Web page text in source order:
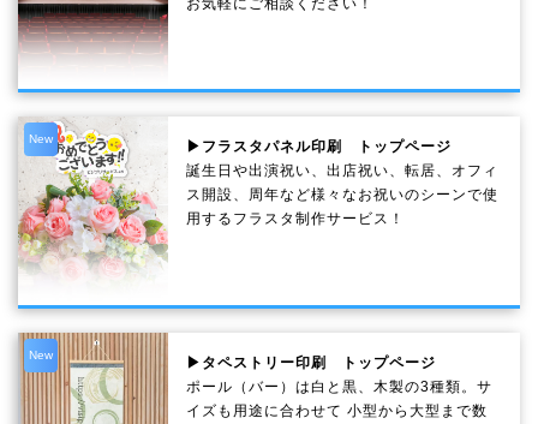
お気軽にご相談ください！
New
▶フラスタパネル印刷 トップページ
誕生日や出演祝い、出店祝い、転居、オフィ
ス開設、周年など様々なお祝いのシーンで使
用するフラスタ制作サービス！
New
▶タペストリー印刷 トップページ
ポール（バー）は白と黒、木製の3種類。サ
イズも用途に合わせて 小型から大型まで数